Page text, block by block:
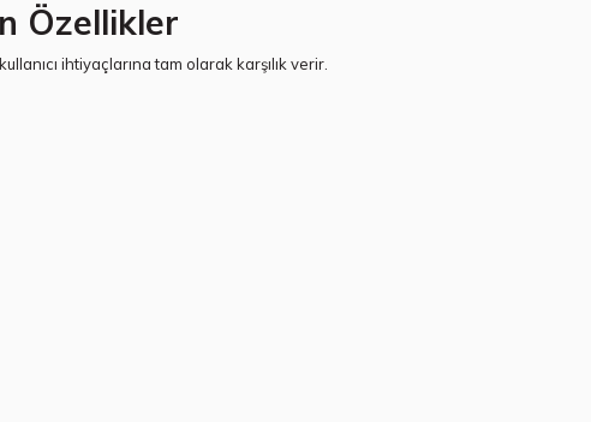
Özellikler
ihtiyaçlarına tam olarak karşılık verir.